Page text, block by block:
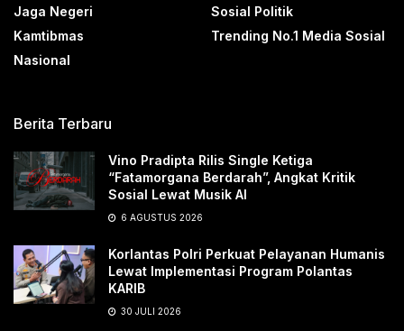
Jaga Negeri
Kamtibmas
Nasional
Sosial Politik
Trending No.1 Media Sosial
Berita Terbaru
Vino Pradipta Rilis Single Ketiga
“Fatamorgana Berdarah”, Angkat Kritik
Sosial Lewat Musik AI
6 AGUSTUS 2026
Korlantas Polri Perkuat Pelayanan Humanis
Lewat Implementasi Program Polantas
KARIB
30 JULI 2026